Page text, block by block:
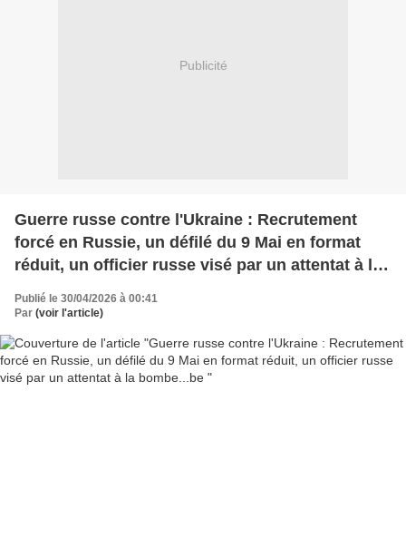
Publicité
Guerre russe contre l'Ukraine : Recrutement
forcé en Russie, un défilé du 9 Mai en format
réduit, un officier russe visé par un attentat à la
Publié le 30/04/2026 à 00:41
Par (voir l'article)